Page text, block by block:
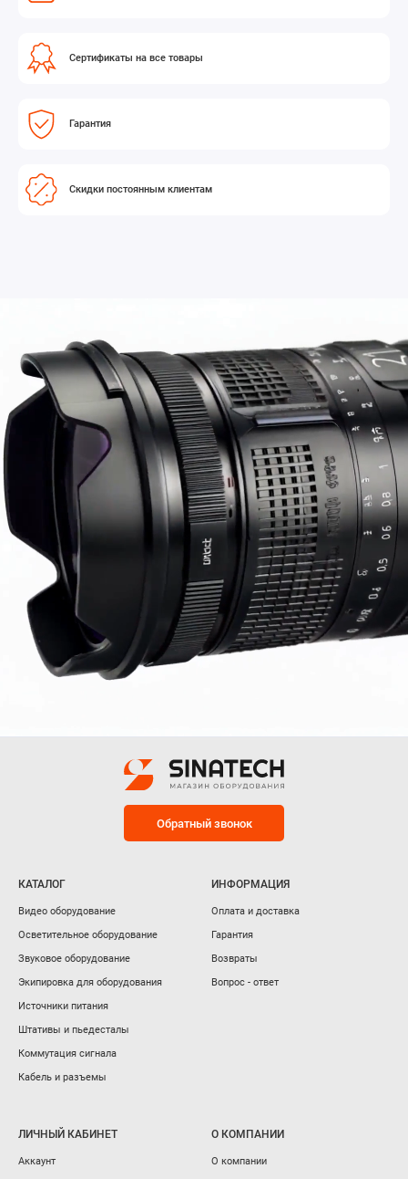
Сертификаты на все товары
Гарантия
Скидки постоянным клиентам
Обратный звонок
КАТАЛОГ
Видео оборудование
Осветительное оборудование
Звуковое оборудование
Экипировка для оборудования
Источники питания
Штативы и пьедесталы
Коммутация сигнала
Кабель и разъемы
ИНФОРМАЦИЯ
Оплата и доставка
Гарантия
Возвраты
Вопрос - ответ
ЛИЧНЫЙ КАБИНЕТ
Аккаунт
О КОМПАНИИ
О компании